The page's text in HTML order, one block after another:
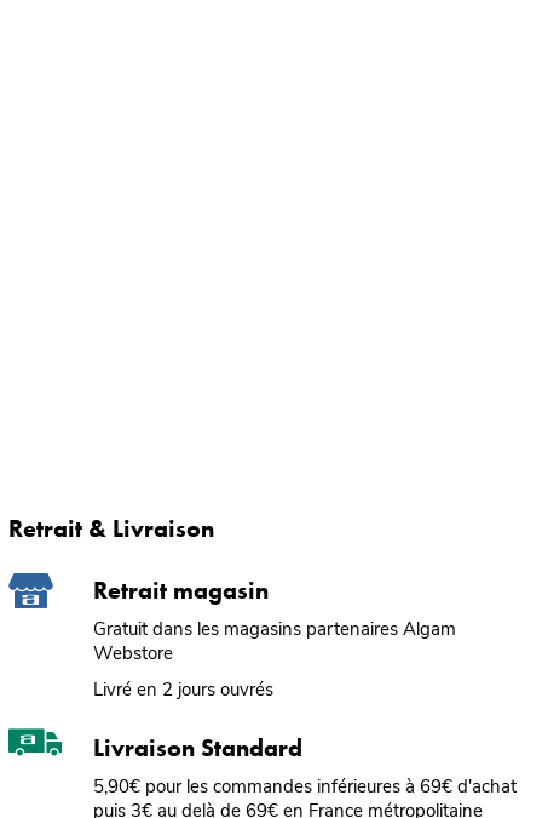
Retrait & Livraison
Retrait magasin
Gratuit dans les magasins partenaires Algam
Webstore
Livré en 2 jours ouvrés
Livraison Standard
5,90€ pour les commandes inférieures à 69€ d'achat
puis 3€ au delà de 69€ en France métropolitaine